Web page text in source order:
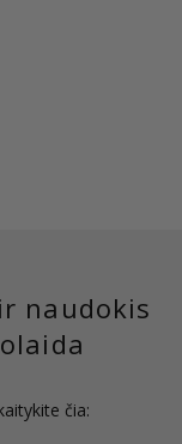
naudokis
čia: